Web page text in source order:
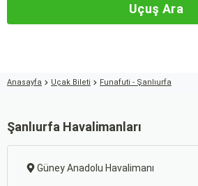
Uçuş Ara
Anasayfa Uçak Bileti Funafuti - Şanlıurfa
Şanlıurfa Havalimanları
Güney Anadolu Havalimanı